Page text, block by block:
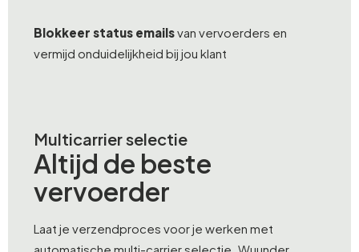
Blokkeer status emailsvan vervoerders en
vermijd onduidelijkheid bij jou klant
Multicarrier selectie
Altijd de beste
vervoerder
Laat je verzendproces voor je werken met